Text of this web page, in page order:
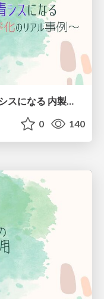
2025/10/16_人手不足でも回る情シスになる 内製ツールで実現する業務効率化のリアル事例
0 140